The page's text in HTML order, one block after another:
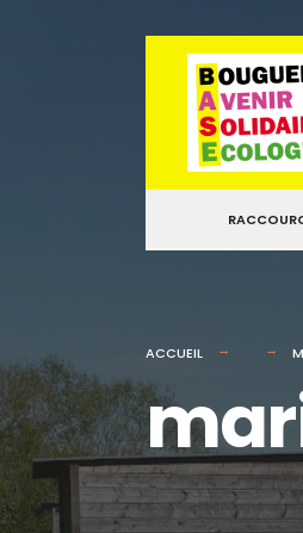
Passer
contenu
ACCUEIL